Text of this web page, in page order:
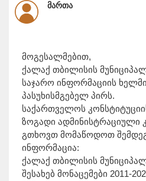
მართა
მოგესალმებით,
ქალაქ თბილისის
საჯარო ინფორმაციის
პასუხისმგებელ პირს.
საქართველოს
ზოგადი ადმინისტრაციული
გთხოვთ მომაწოდოთ
ინფორმაცია:
ქალაქ თბილისის
შესახებ მონაცემები 2011-